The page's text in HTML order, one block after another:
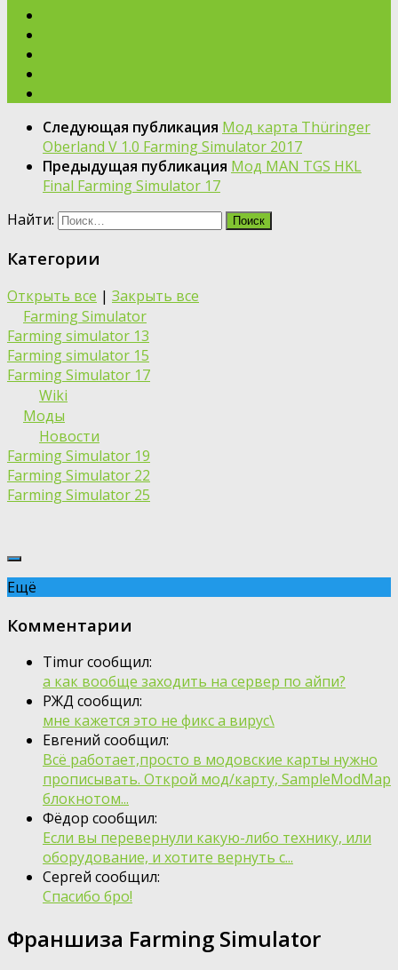
Следующая публикация Мод карта Thüringer
Oberland V 1.0 Farming Simulator 2017
Предыдущая публикация Мод MAN TGS HKL
Final Farming Simulator 17
Найти:
Категории
Открыть все | Закрыть все
Farming Simulator
Farming simulator 13
Farming simulator 15
Farming Simulator 17
Wiki
Моды
Новости
Farming Simulator 19
Farming Simulator 22
Farming Simulator 25
Ещё
Комментарии
Timur сообщил:
а как вообще заходить на сервер по айпи?
РЖД сообщил:
мне кажется это не фикс а вирус\
Евгений сообщил:
Всё работает,просто в модовские карты нужно
прописывать. Открой мод/карту, SampleModMap
блокнотом...
Фёдор сообщил:
Если вы перевернули какую-либо технику, или
оборудование, и хотите вернуть с...
Сергей сообщил:
Спасибо бро!
Франшиза Farming Simulator